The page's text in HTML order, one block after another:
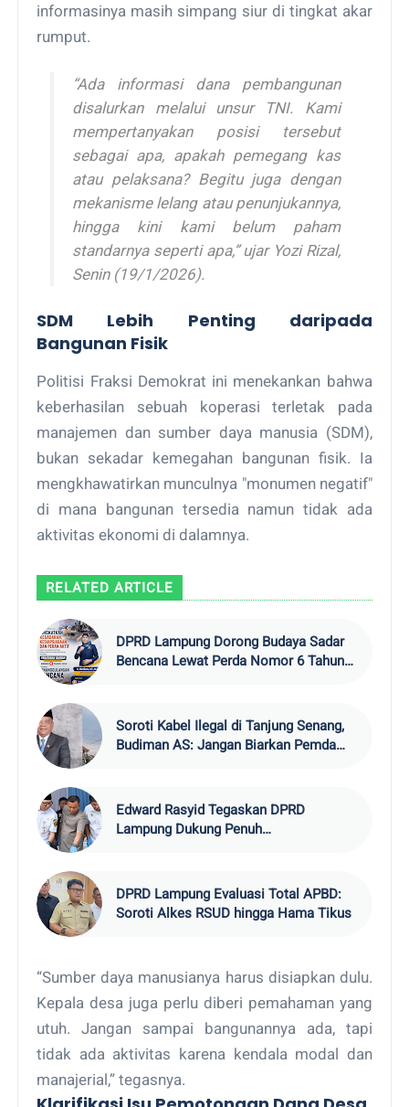
informasinya masih simpang siur di tingkat akar
rumput.
“Ada informasi dana pembangunan
disalurkan melalui unsur TNI. Kami
mempertanyakan posisi tersebut
sebagai apa, apakah pemegang kas
atau pelaksana? Begitu juga dengan
mekanisme lelang atau penunjukannya,
hingga kini kami belum paham
standarnya seperti apa,” ujar Yozi Rizal,
Senin (19/1/2026).
SDM Lebih Penting daripada
Bangunan Fisik
Politisi Fraksi Demokrat ini menekankan bahwa
keberhasilan sebuah koperasi terletak pada
manajemen dan sumber daya manusia (SDM),
bukan sekadar kemegahan bangunan fisik. Ia
mengkhawatirkan munculnya "monumen negatif"
di mana bangunan tersedia namun tidak ada
aktivitas ekonomi di dalamnya.
RELATED ARTICLE
DPRD Lampung Dorong Budaya Sadar
Bencana Lewat Perda Nomor 6 Tahun
Soroti Kabel Ilegal di Tanjung Senang,
Budiman AS: Jangan Biarkan Pemda
Edward Rasyid Tegaskan DPRD
Lampung Dukung Penuh
DPRD Lampung Evaluasi Total APBD:
Soroti Alkes RSUD hingga Hama Tikus
“Sumber daya manusianya harus disiapkan dulu.
Kepala desa juga perlu diberi pemahaman yang
utuh. Jangan sampai bangunannya ada, tapi
tidak ada aktivitas karena kendala modal dan
manajerial,” tegasnya.